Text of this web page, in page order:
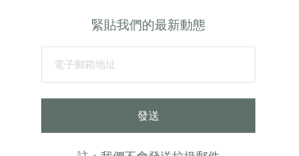
其它網站的連結，以及對與本網站連結的第三方資訊、
示的認可。有關此類網站的任何問題或意見應向這些網
使用者依賴從本網站或通過本網站獲得的資訊而造成或
資訊和其他內容。本網站以及本網站所包含的資訊和材
緊貼我們的最新動態
發送